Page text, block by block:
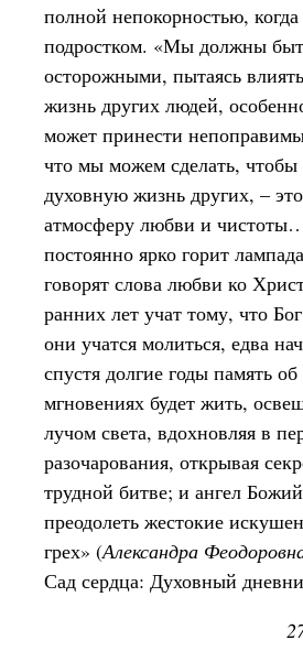
полной непокорностью, когда
подростком. «Мы должны
осторожными, пытаясь
жизнь других людей,
может принести
что мы можем сделать, чтобы
духовную жизнь других, –
атмосферу любви и
постоянно ярко горит
говорят слова любви ко
ранних лет учат тому, что
они учатся молиться, едва
спустя долгие годы память
мгновениях будет жить,
лучом света, вдохновляя в
разочарования, открывая
трудной битве; и ангел
преодолеть жестокие
грех» (Александра
Сад сердца: Духовный